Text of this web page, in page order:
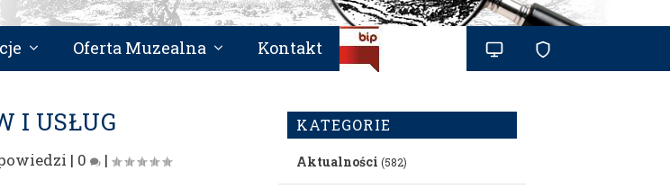
Oferta Muzealna Kontakt
I USŁUG
| 0 |
KATEGORIE
Aktualności (582)